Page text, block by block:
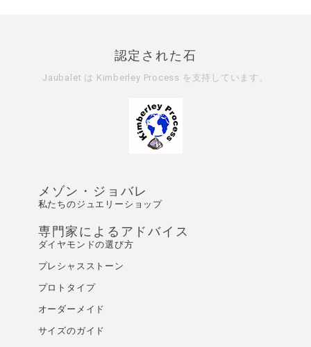
認定された石
Jaubalet は Kimberley Process を支持しています。
メゾン・ジョバレ
私たちのジュエリーショップ
専門家によるアドバイス
ダイヤモンドの選び方
プレシャスストーン
プロトタイプ
オーダーメイド
サイズのガイド